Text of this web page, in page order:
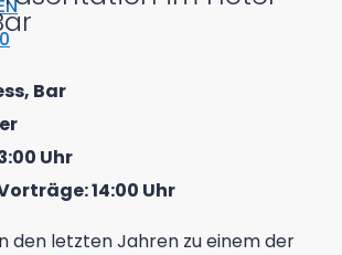
0
Bar
Uhr
14:00 Uhr
den letzten Jahren zu einem der